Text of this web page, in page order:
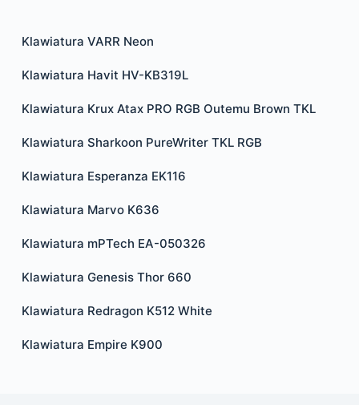
Klawiatura VARR Neon
Klawiatura Havit HV-KB319L
Klawiatura Krux Atax PRO RGB Outemu Brown TKL
Klawiatura Sharkoon PureWriter TKL RGB
Klawiatura Esperanza EK116
Klawiatura Marvo K636
Klawiatura mPTech EA-050326
Klawiatura Genesis Thor 660
Klawiatura Redragon K512 White
Klawiatura Empire K900